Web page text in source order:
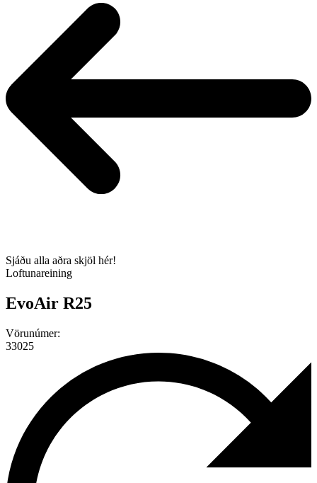
Sjáðu alla aðra skjöl hér!
Loftunareining
EvoAir R25
Vörunúmer:
33025